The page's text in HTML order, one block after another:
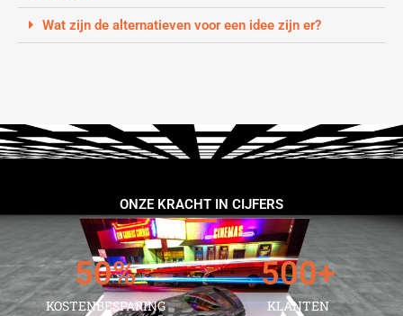
Wat zijn de alternatieven voor een idee zijn er?
ONZE KRACHT IN CIJFERS
KOSTENBESPARING
50%
KLANTEN
500+